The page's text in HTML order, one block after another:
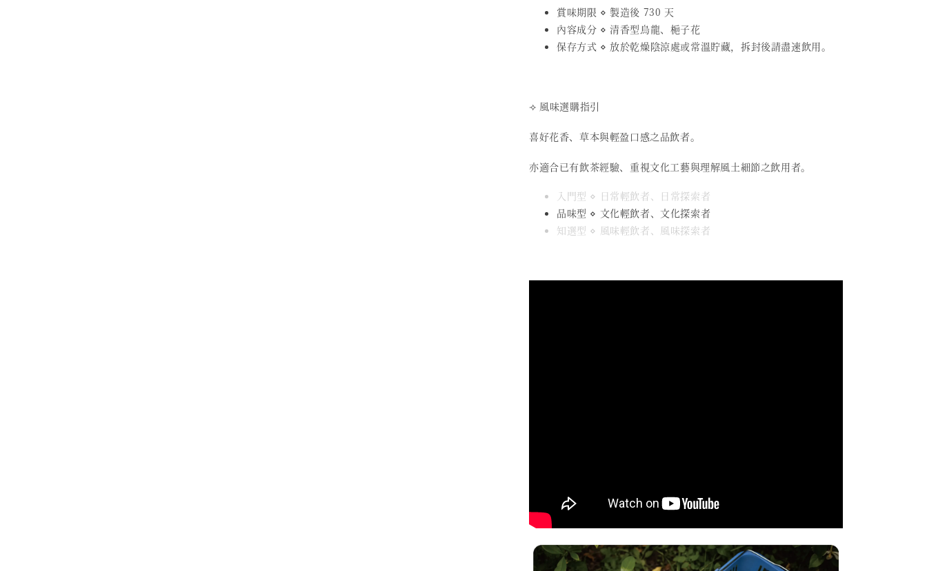
賞味期限 ⋄ 製造後 730 天
內容成分 ⋄ 清香型烏龍、梔子花
保存方式 ⋄ 放於乾燥陰涼處或常溫貯藏，拆封後請盡速飲用。
⟢ 風味選購指引
喜好花香、草本與輕盈口感之品飲者。
亦適合已有飲茶經驗、重視文化工藝與理解風土細節之飲用者。
入門型 ⋄ 日常輕飲者、日常探索者
品味型 ⋄ 文化輕飲者、文化探索者
知選型 ⋄ 風味輕飲者、風味探索者